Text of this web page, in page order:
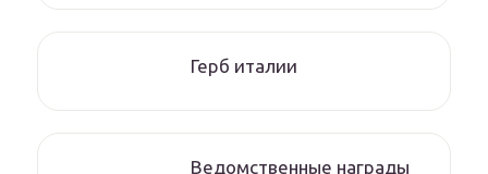
Герб италии
Ведомственные награды